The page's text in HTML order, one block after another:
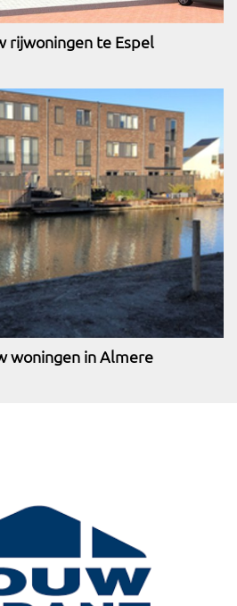
rijwoningen te Espel
woningen in Almere